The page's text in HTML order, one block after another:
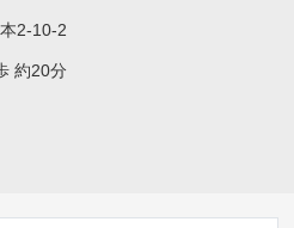
2-10-2
約20分